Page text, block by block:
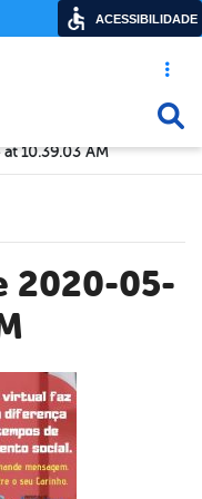
Acesso
10.39.03 AM
ACESSIBILIDADE